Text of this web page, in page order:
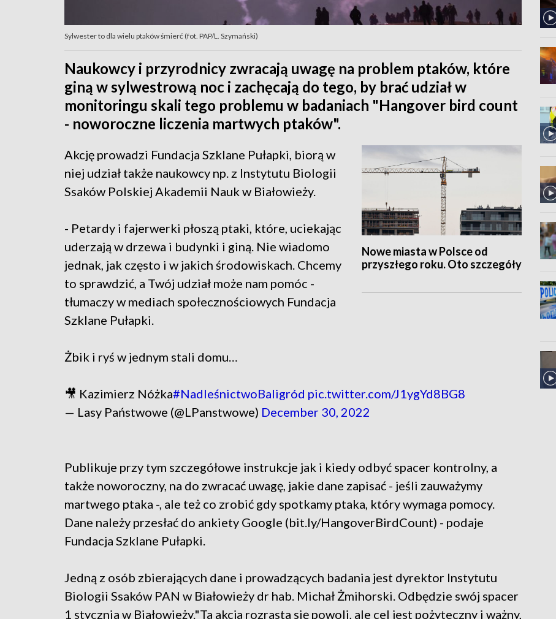
Sylwester to dla wielu ptaków śmierć (fot. PAP/L. Szymański)
Naukowcy i przyrodnicy zwracają uwagę na problem ptaków, które
giną w sylwestrową noc i zachęcają do tego, by brać udział w
monitoringu skali tego problemu w badaniach "Hangover bird count
- noworoczne liczenia martwych ptaków".
Nowe miasta w Polsce od
przyszłego roku. Oto szczegóły
Akcję prowadzi Fundacja Szklane Pułapki, biorą w
niej udział także naukowcy np. z Instytutu Biologii
Ssaków Polskiej Akademii Nauk w Białowieży.
- Petardy i fajerwerki płoszą ptaki, które, uciekając
uderzają w drzewa i budynki i giną. Nie wiadomo
jednak, jak często i w jakich środowiskach. Chcemy
to sprawdzić, a Twój udział może nam pomóc -
tłumaczy w mediach społecznościowych Fundacja
Szklane Pułapki.
Żbik i ryś w jednym stali domu…
🎥 Kazimierz Nóżka#NadleśnictwoBaligród pic.twitter.com/J1ygYd8BG8
— Lasy Państwowe (@LPanstwowe) December 30, 2022
Publikuje przy tym szczegółowe instrukcje jak i kiedy odbyć spacer kontrolny, a
także noworoczny, na do zwracać uwagę, jakie dane zapisać - jeśli zauważymy
martwego ptaka -, ale też co zrobić gdy spotkamy ptaka, który wymaga pomocy.
Dane należy przesłać do ankiety Google (bit.ly/HangoverBirdCount) - podaje
Fundacja Szklane Pułapki.
Jedną z osób zbierających dane i prowadzących badania jest dyrektor Instytutu
Biologii Ssaków PAN w Białowieży dr hab. Michał Żmihorski. Odbędzie swój spacer
1 stycznia w Białowieży."Ta akcja rozrasta się powoli, ale cel jest pożyteczny i ważny,